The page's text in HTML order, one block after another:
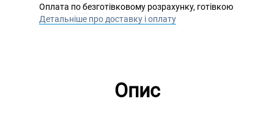
Оплата по безготівковому розрахунку, готівкою
Детальніше про доставку і оплату
Опис